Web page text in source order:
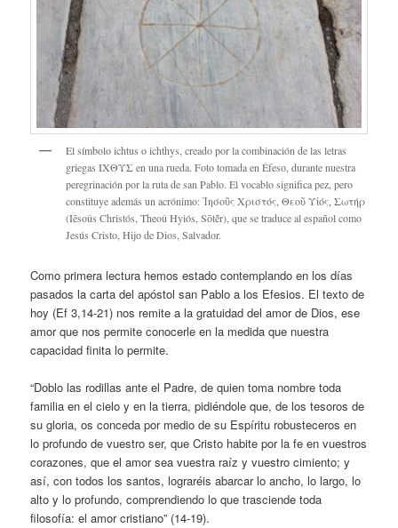
El símbolo ichtus o ichthys, creado por la combinación de las letras
griegas ΙΧΘΥΣ en una rueda. Foto tomada en Éfeso, durante nuestra
peregrinación por la ruta de san Pablo. El vocablo significa pez, pero
constituye además un acrónimo: Ἰησοῦς Χριστός, Θεοῦ Υἱός, Σωτήρ
(Iēsoûs Christós, Theoû Hyiós, Sōtḗr), que se traduce al español como
Jesús Cristo, Hijo de Dios, Salvador.
Como primera lectura hemos estado contemplando en los días
pasados la carta del apóstol san Pablo a los Efesios. El texto de
hoy (Ef 3,14-21) nos remite a la gratuidad del amor de Dios, ese
amor que nos permite conocerle en la medida que nuestra
capacidad finita lo permite.
“Doblo las rodillas ante el Padre, de quien toma nombre toda
familia en el cielo y en la tierra, pidiéndole que, de los tesoros de
su gloria, os conceda por medio de su Espíritu robusteceros en
lo profundo de vuestro ser, que Cristo habite por la fe en vuestros
corazones, que el amor sea vuestra raíz y vuestro cimiento; y
así, con todos los santos, lograréis abarcar lo ancho, lo largo, lo
alto y lo profundo, comprendiendo lo que trasciende toda
filosofía: el amor cristiano” (14-19).